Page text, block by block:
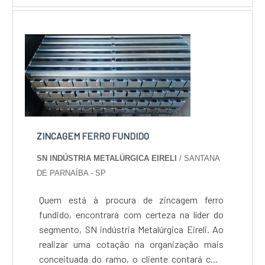
dúvidas.ZINCAGEM PREÇO JUSTO E
acessível em uma empresa que preza pela
segurança, encontra na internet a SN indús...
ZINCAGEM FERRO FUNDIDO
SN INDÚSTRIA METALÚRGICA EIRELI/ SANTANA
DE PARNAÍBA - SP
Quem está à procura de zincagem ferro
fundido, encontrará com certeza na líder do
segmento, SN indústria Metalúrgica Eireli. Ao
realizar uma cotação na organização mais
conceituada do ramo, o cliente contará com